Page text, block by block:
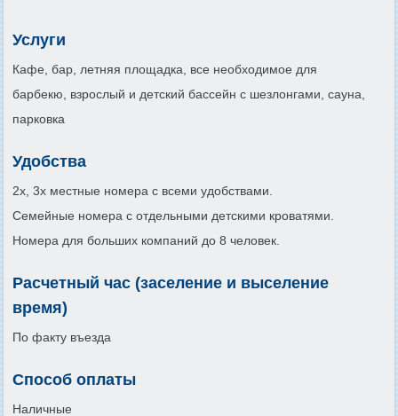
Услуги
Кафе, бар, летняя площадка, все необходимое для
барбекю, взрослый и детский бассейн с шезлонгами, сауна,
парковка
Удобства
2х, 3х местные номера с всеми удобствами.
Семейные номера с отдельными детскими кроватями.
Номера для больших компаний до 8 человек.
Расчетный час (заселение и выселение
время)
По факту въезда
Способ оплаты
Наличные